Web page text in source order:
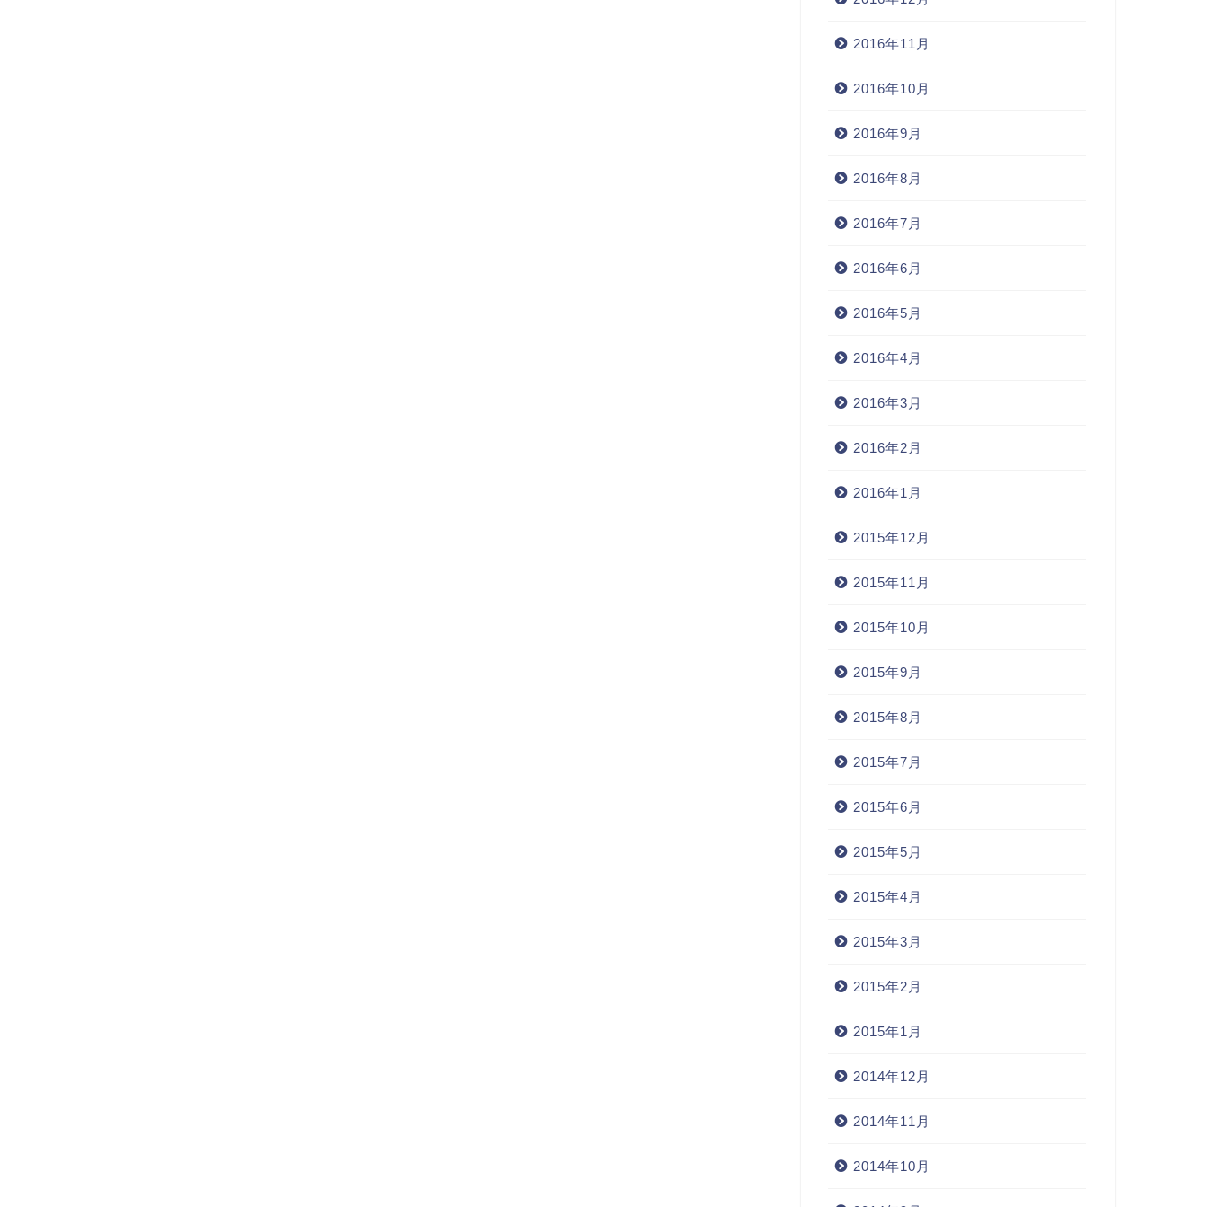
2016年11月
2016年10月
2016年9月
2016年8月
2016年7月
2016年6月
2016年5月
2016年4月
2016年3月
2016年2月
2016年1月
2015年12月
2015年11月
2015年10月
2015年9月
2015年8月
2015年7月
2015年6月
2015年5月
2015年4月
2015年3月
2015年2月
2015年1月
2014年12月
2014年11月
2014年10月